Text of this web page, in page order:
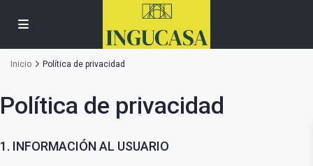
Inicio Política de privacidad
Política de privacidad
1. INFORMACIÓN AL USUARIO